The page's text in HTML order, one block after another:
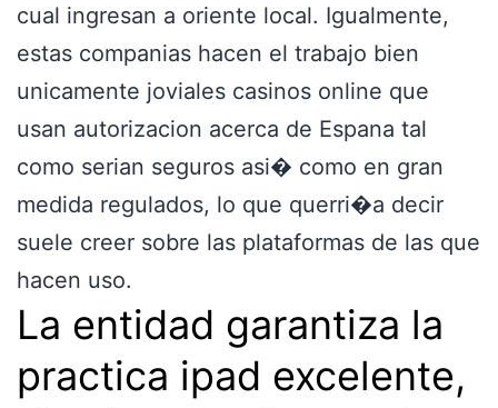
cual ingresan a oriente local. Igualmente,
estas companias hacen el trabajo bien
unicamente joviales casinos online que
usan autorizacion acerca de Espana tal
como serian seguros asi� como en gran
medida regulados, lo que querri�a decir
suele creer sobre las plataformas de las que
hacen uso.
La entidad garantiza la
practica ipad excelente,